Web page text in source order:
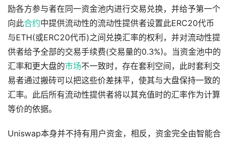
励各方参与者在同一资金池内进行交易兑换，并给予第一个
向此合约中提供流动性的流动性提供者设置此ERC20代币
与ETH(或ERC20代币)之间兑换汇率的权利，并对流动性提
供者给予全部的交易手续费(交易量的0.3%)。当资金池中的
汇率和更大盘的市场不一致时，存在套利空间，此时套利交
易者通过搬砖可以把这些价差抹平，使其与大盘保持一致的
汇率。此后所有流动性提供者将以其充值时的汇率作为计算
等价的依据。
Uniswap本身并不持有用户资金，相反，资金完全由智能合